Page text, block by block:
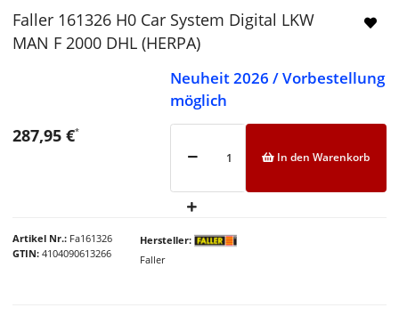
Faller 161326 H0 Car System Digital LKW
MAN F 2000 DHL (HERPA)
Neuheit 2026 / Vorbestellung
möglich
Artikel Nr. Fa161326
GTIN 4104090613266
Hersteller
Faller
287,95 €*
In den Warenkorb